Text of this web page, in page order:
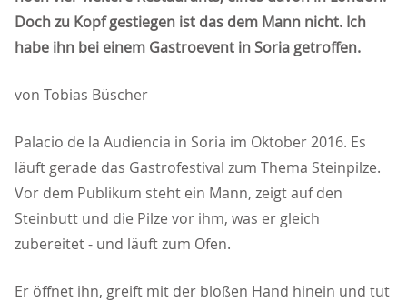
Doch zu Kopf gestiegen ist das dem Mann nicht. Ich
habe ihn bei einem Gastroevent in Soria getroffen.
von Tobias Büscher
Palacio de la Audiencia in Soria im Oktober 2016. Es
läuft gerade das Gastrofestival zum Thema Steinpilze.
Vor dem Publikum steht ein Mann, zeigt auf den
Steinbutt und die Pilze vor ihm, was er gleich
zubereitet - und läuft zum Ofen.
Er öffnet ihn, greift mit der bloßen Hand hinein und tut